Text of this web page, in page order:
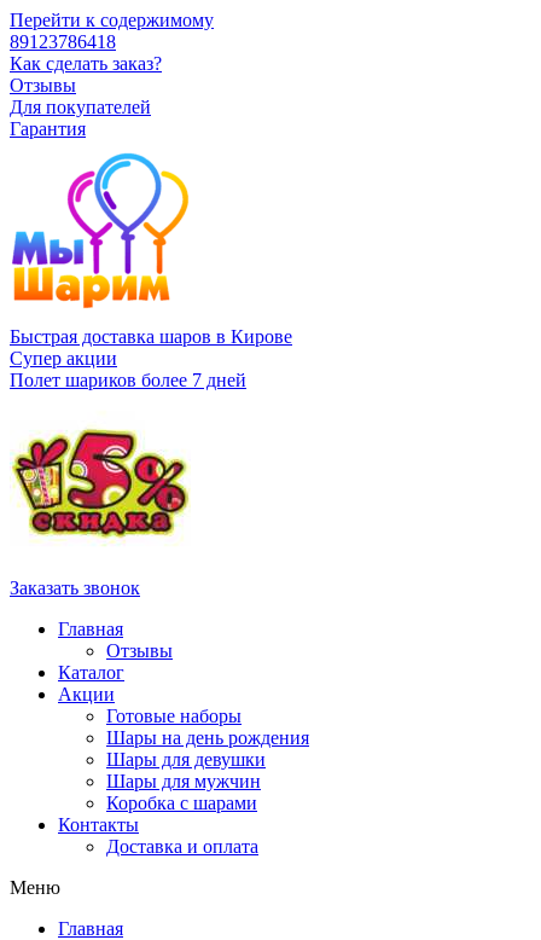
Перейти к содержимому
89123786418
Как сделать заказ?
Отзывы
Для покупателей
Гарантия
Быстрая доставка шаров в Кирове
Супер акции
Полет шариков более 7 дней
Заказать звонок
Главная
Отзывы
Каталог
Акции
Готовые наборы
Шары на день рождения
Шары для девушки
Шары для мужчин
Коробка с шарами
Контакты
Доставка и оплата
Меню
Главная